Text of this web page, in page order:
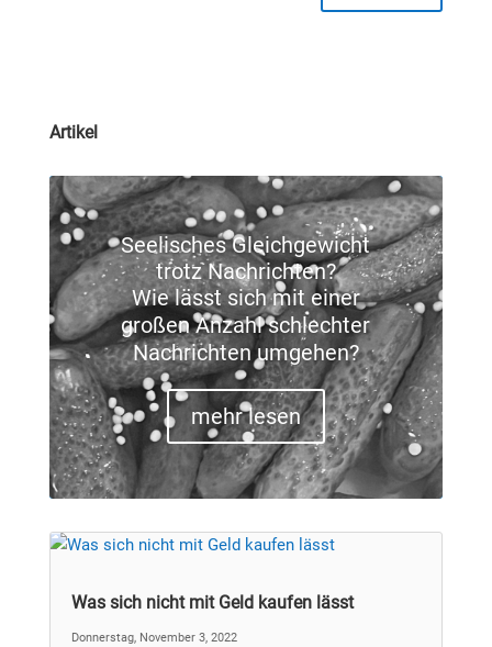
Artikel
Seelisches Gleichgewicht
trotz Nachrichten?
Wie lässt sich mit einer
großen Anzahl schlechter
Nachrichten umgehen?
mehr lesen
Was sich nicht mit Geld kaufen lässt
Donnerstag, November 3, 2022